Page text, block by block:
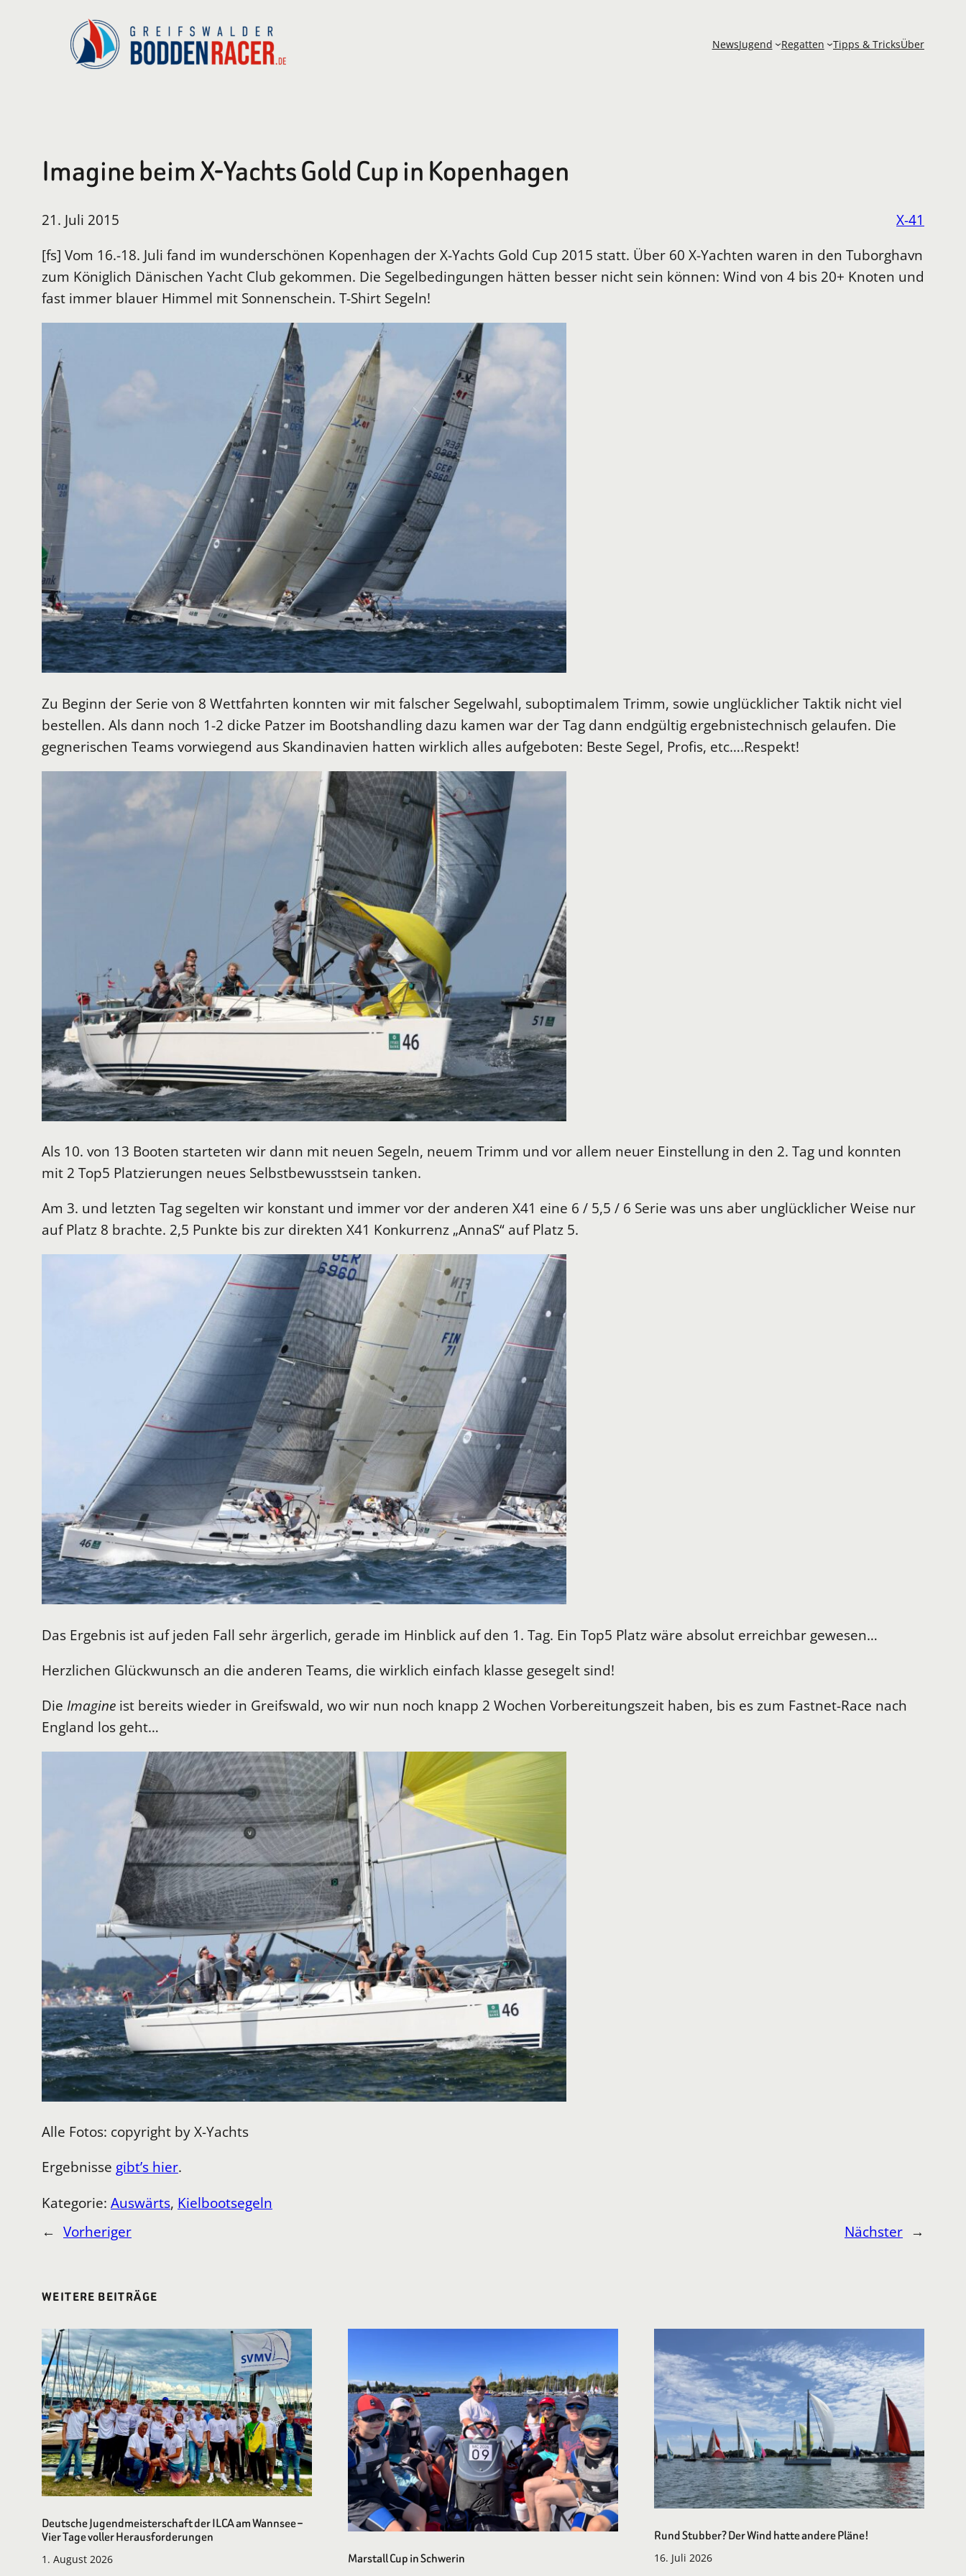
NewsJugend Regatten Tipps & TricksÜber
Imagine beim X-Yachts Gold Cup in Kopenhagen
21. Juli 2015
X-41
[fs] Vom 16.-18. Juli fand im wunderschönen Kopenhagen der X-Yachts Gold Cup 2015 statt. Über 60 X-Yachten waren in den Tuborghavn
zum Königlich Dänischen Yacht Club gekommen. Die Segelbedingungen hätten besser nicht sein können: Wind von 4 bis 20+ Knoten und
fast immer blauer Himmel mit Sonnenschein. T-Shirt Segeln!
Zu Beginn der Serie von 8 Wettfahrten konnten wir mit falscher Segelwahl, suboptimalem Trimm, sowie unglücklicher Taktik nicht viel
bestellen. Als dann noch 1-2 dicke Patzer im Bootshandling dazu kamen war der Tag dann endgültig ergebnistechnisch gelaufen. Die
gegnerischen Teams vorwiegend aus Skandinavien hatten wirklich alles aufgeboten: Beste Segel, Profis, etc….Respekt!
Als 10. von 13 Booten starteten wir dann mit neuen Segeln, neuem Trimm und vor allem neuer Einstellung in den 2. Tag und konnten
mit 2 Top5 Platzierungen neues Selbstbewusstsein tanken.
Am 3. und letzten Tag segelten wir konstant und immer vor der anderen X41 eine 6 / 5,5 / 6 Serie was uns aber unglücklicher Weise nur
auf Platz 8 brachte. 2,5 Punkte bis zur direkten X41 Konkurrenz „AnnaS“ auf Platz 5.
Das Ergebnis ist auf jeden Fall sehr ärgerlich, gerade im Hinblick auf den 1. Tag. Ein Top5 Platz wäre absolut erreichbar gewesen…
Herzlichen Glückwunsch an die anderen Teams, die wirklich einfach klasse gesegelt sind!
Die Imagine ist bereits wieder in Greifswald, wo wir nun noch knapp 2 Wochen Vorbereitungszeit haben, bis es zum Fastnet-Race nach
England los geht…
Alle Fotos: copyright by X-Yachts
Ergebnisse gibt’s hier.
Kategorie: Auswärts, Kielbootsegeln
← Vorheriger Nächster →
WEITERE BEITRÄGE
Deutsche Jugendmeisterschaft der ILCA am Wannsee –
Vier Tage voller Herausforderungen
1. August 2026 Marstall Cup in Schwerin
Rund Stubber? Der Wind hatte andere Pläne!
16. Juli 2026